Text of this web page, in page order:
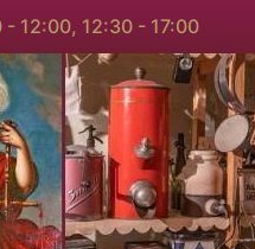
- 12:00, 12:30 - 17:00